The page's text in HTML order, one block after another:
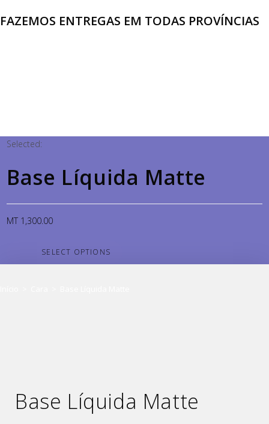
FAZEMOS ENTREGAS EM TODAS PROVÍNCIAS
Selected:
Base Líquida Matte
MT 1,300.00
SELECT OPTIONS
Base Líquida Matte